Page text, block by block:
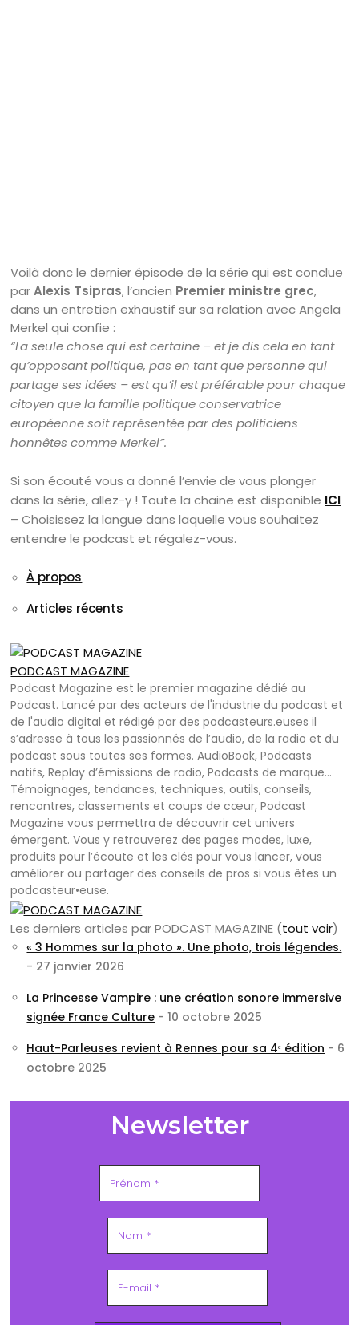
Voilà donc le dernier épisode de la série qui est conclue
parAlexis Tsipras, l’ancien Premier ministre grec,
dans un entretien exhaustif sur sa relation avec Angela
Merkel qui confie :
“La seule chose qui est certaine – et je dis cela en tant
qu’opposant politique, pas en tant que personne qui
partage ses idées – est qu’il est préférable pour chaque
citoyen que la famille politique conservatrice
européenne soit représentée par des politiciens
honnêtes comme Merkel”.
Si son écouté vous a donné l’envie de vous plonger
dans la série, allez-y ! Toute la chaine est disponible ICI
– Choisissez la langue dans laquelle vous souhaitez
entendre le podcast et régalez-vous.
À propos
Articles récents
PODCAST MAGAZINE
Podcast Magazine est le premier magazine dédié au
Podcast. Lancé par des acteurs de l'industrie du podcast et
de l'audio digital et rédigé par des podcasteurs.euses il
s’adresse à tous les passionnés de l’audio, de la radio et du
podcast sous toutes ses formes. AudioBook, Podcasts
natifs, Replay d’émissions de radio, Podcasts de marque…
Témoignages, tendances, techniques, outils, conseils,
rencontres, classements et coups de cœur, Podcast
Magazine vous permettra de découvrir cet univers
émergent. Vous y retrouverez des pages modes, luxe,
produits pour l’écoute et les clés pour vous lancer, vous
améliorer ou partager des conseils de pros si vous êtes un
podcasteur•euse.
Les derniers articles par PODCAST MAGAZINE (tout voir)
« 3 Hommes sur la photo ». Une photo, trois légendes.
- 27 janvier 2026
La Princesse Vampire : une création sonore immersive
signée France Culture - 10 octobre 2025
Haut-Parleuses revient à Rennes pour sa 4ᵉ édition - 6
octobre 2025
Newsletter